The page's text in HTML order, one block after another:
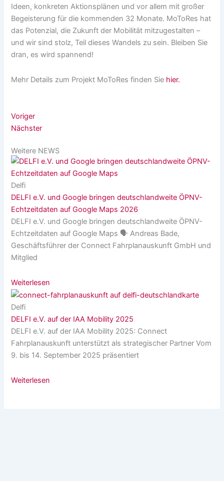
Ideen, konkreten Aktionsplänen und vor allem mit großer
Begeisterung für die kommenden 32 Monate. MoToRes hat
das Potenzial, die Zukunft der Mobilität mitzugestalten –
und wir sind stolz, Teil dieses Wandels zu sein. Bleiben Sie
dran, es wird spannend!
Mehr Details zum Projekt MoToRes finden Sie hier.
Voriger
Nächster
Weitere NEWS
Delfi
DELFI e.V. und Google bringen deutschlandweite ÖPNV-
Echtzeitdaten auf Google Maps 2026
DELFI e.V. und Google bringen deutschlandweite ÖPNV-
Echtzeitdaten auf Google Maps 🗣️ Andreas Bade,
Geschäftsführer der Connect Fahrplanauskunft GmbH und
Mitglied
Weiterlesen
Delfi
DELFI e.V. auf der IAA Mobility 2025
DELFI e.V. auf der IAA Mobility 2025: Connect
Fahrplanauskunft unterstützt als strategischer Partner Vom
9. bis 14. September 2025 präsentiert
Weiterlesen